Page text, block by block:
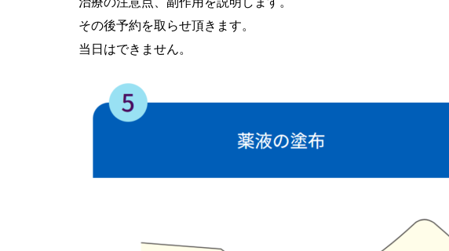
その後予約を取らせ頂きます。
当日はできません。